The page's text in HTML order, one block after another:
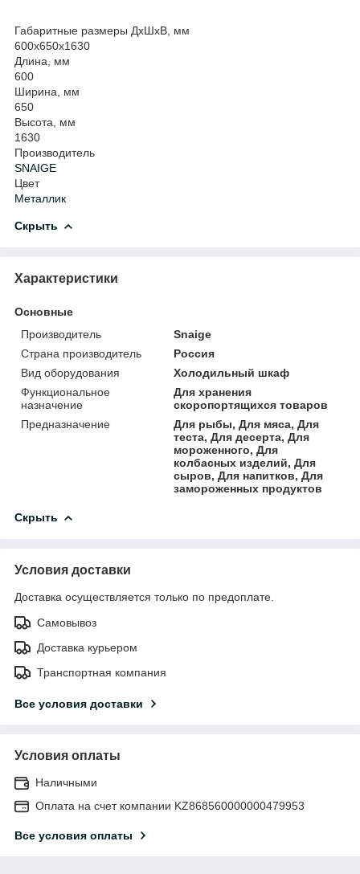
Габаритные размеры ДхШхВ, мм
600х650х1630
Длина, мм
600
Ширина, мм
650
Высота, мм
1630
Производитель
SNAIGE
Цвет
Металлик
Скрыть
Характеристики
Основные
Производитель
Snaige
Страна производитель
Россия
Вид оборудования
Холодильный шкаф
Функциональное
назначение
Для хранения
скоропортящихся товаров
Предназначение
Для рыбы, Для мяса, Для
теста, Для десерта, Для
мороженного, Для
колбасных изделий, Для
сыров, Для напитков, Для
замороженных продуктов
Скрыть
Условия доставки
Доставка осуществляется только по предоплате.
Самовывоз
Доставка курьером
Транспортная компания
Все условия доставки
Условия оплаты
Наличными
Оплата на счет компании KZ868560000000479953
Все условия оплаты